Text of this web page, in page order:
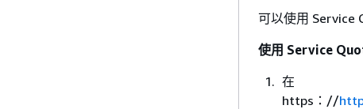
可以使用 Service
使用 Service
在
https：//